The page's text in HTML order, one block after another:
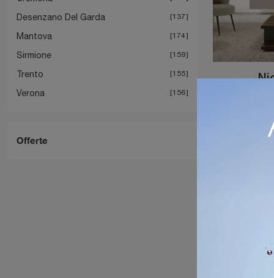
Desenzano Del Garda 137
Mantova 174
Sirmione 159
Trento 155
Verona 156
Offerte